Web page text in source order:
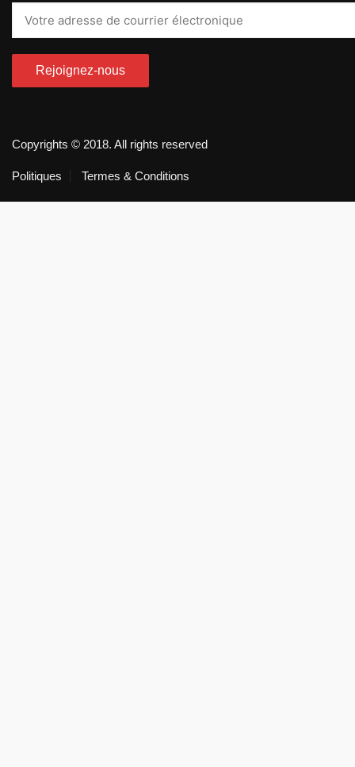
Copyrights © 2018. All rights reserved
Politiques Termes & Conditions